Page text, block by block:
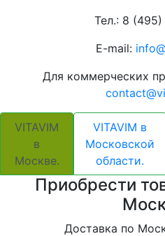
Тел.: 8 (495)
E-mail:
Для коммерческих
VITAVIM
в
Москве.
VITAVIM в
Московской
области.
Приобрести
Доставка по